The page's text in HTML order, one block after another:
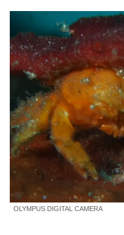
OLYMPUS DIGITAL CAMERA